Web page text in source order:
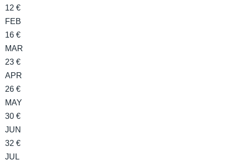
12 €
FEB
16 €
MAR
23 €
APR
26 €
MAY
30 €
JUN
32 €
JUL